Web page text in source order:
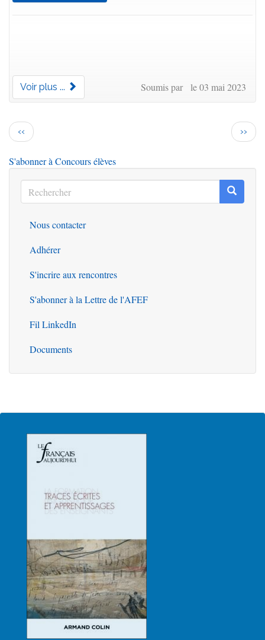
Voir plus ... Soumis par le 03 mai 2023
Pagination
Page
précédente
‹‹
Page
››
S'abonner à Concours élèves
Rechercher
Rechercher
Outils
Nous contacter
Adhérer
S'incrire aux rencontres
S'abonner à la Lettre de l'AFEF
Fil LinkedIn
Documents